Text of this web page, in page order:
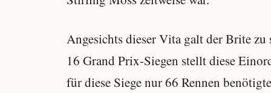
Angesichts dieser Vita galt der Brite
16 Grand Prix-Siegen stellt diese
für diese Siege nur 66 Rennen